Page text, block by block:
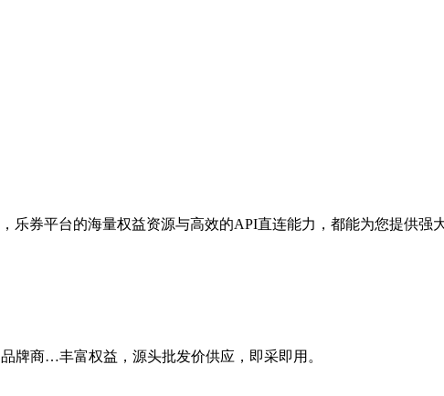
券平台的海量权益资源与高效的API直连能力，都能为您提供强
牌商…丰富权益，源头批发价供应，即采即用。